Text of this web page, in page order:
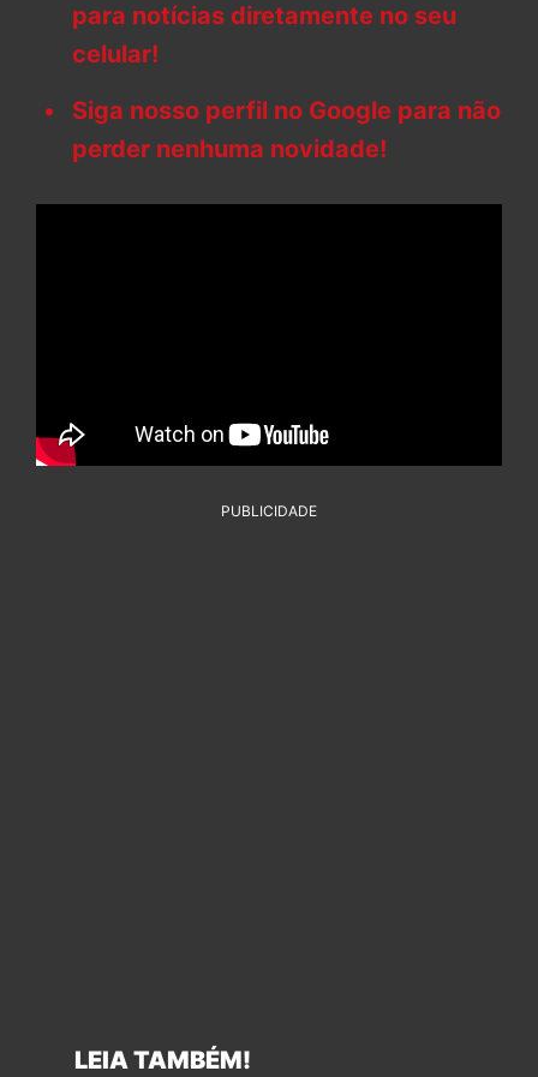
para notícias diretamente no seu
celular!
Siga nosso perfil no Google para não
perder nenhuma novidade!
PUBLICIDADE
LEIA TAMBÉM!